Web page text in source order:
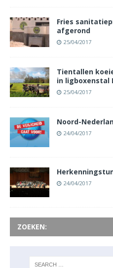
Fries
afgerond
25/04/2017
Tientallen
in ligboxenstal
25/04/2017
Noord-
24/04/2017
24/04/2017
ZOEKEN: